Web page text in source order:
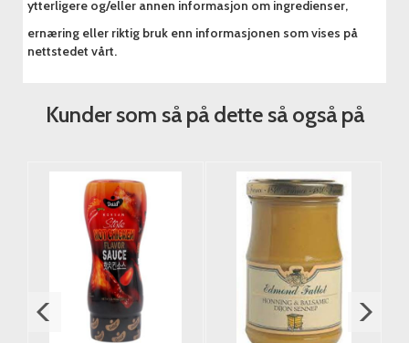
ytterligere og/eller annen informasjon om ingredienser,
ernæring eller riktig bruk enn informasjonen som vises på
nettstedet vårt.
Kunder som så på dette så også på